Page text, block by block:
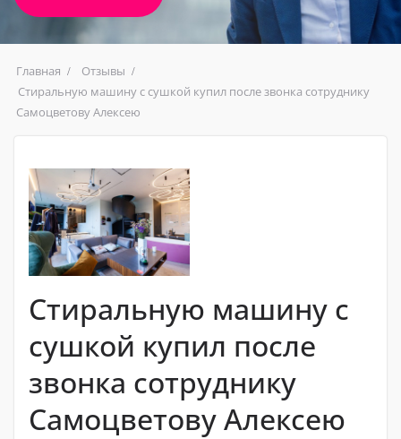
Главная
Отзывы
Стиральную машину с сушкой купил после звонка сотруднику
Самоцветову Алексею
Стиральную машину с
сушкой купил после
звонка сотруднику
Самоцветову Алексею